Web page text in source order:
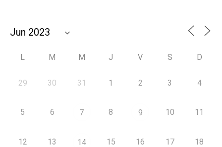
L M M J V S D
29 30 31 1 2 3 4
5 6 7 8 9 10 11
12 13 14 15 16 17 18